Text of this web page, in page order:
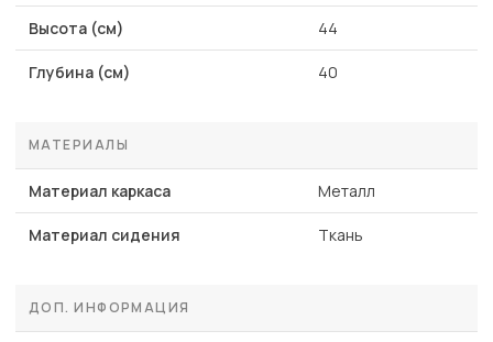
Высота (см) 44
Глубина (см) 40
МАТЕРИАЛЫ
Материал каркаса Металл
Материал сидения Ткань
ДОП. ИНФОРМАЦИЯ